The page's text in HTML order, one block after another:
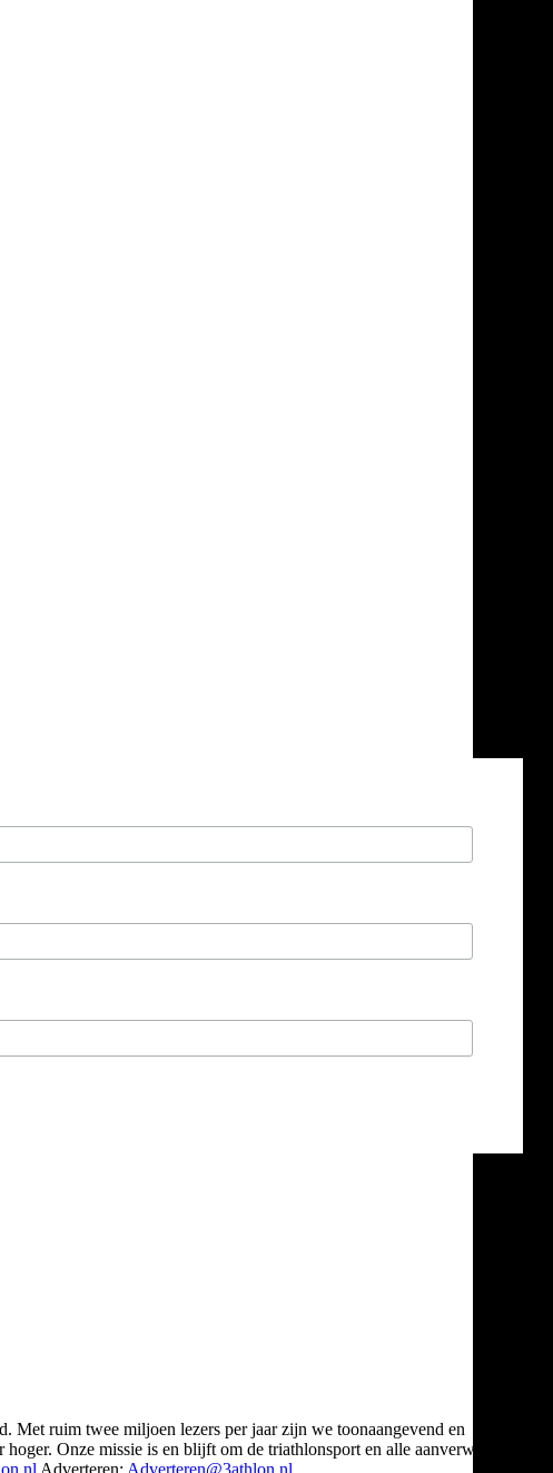
Met ruim twee miljoen lezers per jaar zijn we toonaangevend en
Onze missie is en blijft om de triathlonsport en alle aanverwante
Adverteren: Adverteren@3athlon.nl